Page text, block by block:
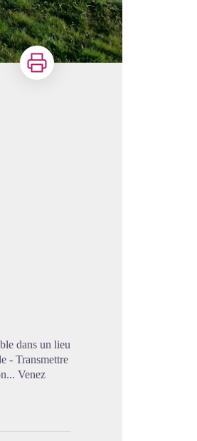
Imprimer
dans un lieu
- Transmettre
Venez